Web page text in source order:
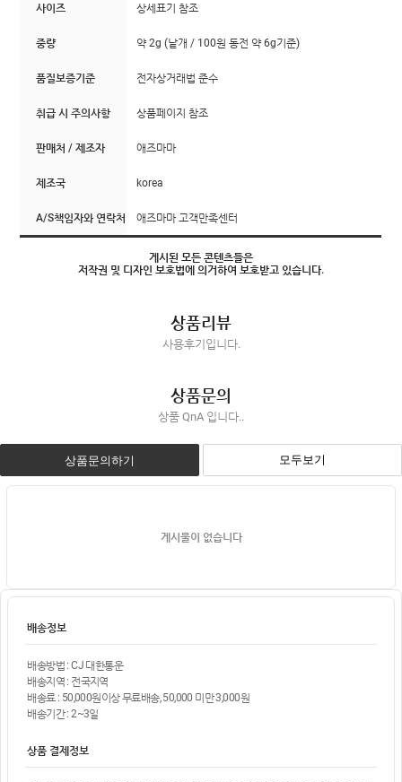
사이즈 상세표기 참조
중량 약 2g (낱개 / 100원 동전 약 6g기준)
품질보증기준 전자상거래법 준수
취급 시 주의사항 상품페이지 참조
판매처 / 제조자 애즈마마
제조국 korea
A/S책임자와 연락처 애즈마마 고객만족센터
게시된 모든 콘텐츠들은
저작권 및 디자인 보호법에 의거하여 보호받고 있습니다.
상품리뷰
사용후기입니다.
상품문의
상품 QnA 입니다..
상품문의하기 모두보기
게시물이 없습니다
배송정보
배송방법 : CJ 대한통운
배송지역 : 전국지역
배송료 : 50,000원이상 무료배송, 50,000 미만 3,000원
배송기간 : 2~3일
상품 결제정보